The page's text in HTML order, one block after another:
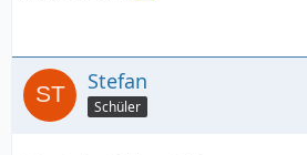
Stefan
Schüler